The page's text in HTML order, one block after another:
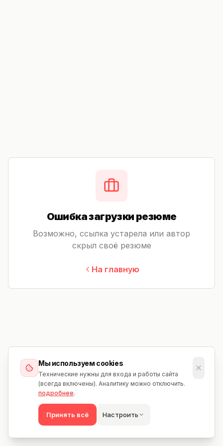
Мы используем cookies
Технические нужны для входа и работы сайта
(всегда включены). Аналитику можно отключить.
подробнее.
Принять всё Настроить
Ошибка загрузки резюме
Возможно, ссылка устарела или автор
скрыл своё резюме
На главную